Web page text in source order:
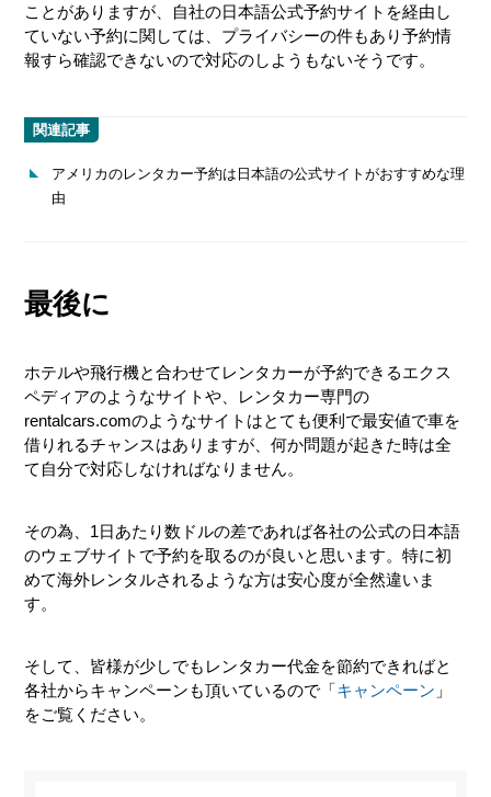
ことがありますが、自社の日本語公式予約サイトを経由し
ていない予約に関しては、プライバシーの件もあり予約情
報すら確認できないので対応のしようもないそうです。
関連記事
アメリカのレンタカー予約は日本語の公式サイトがおすすめな理
由
最後に
ホテルや飛行機と合わせてレンタカーが予約できるエクス
ペディアのようなサイトや、レンタカー専門の
rentalcars.comのようなサイトはとても便利で最安値で車を
借りれるチャンスはありますが、何か問題が起きた時は全
て自分で対応しなければなりません。
その為、1日あたり数ドルの差であれば各社の公式の日本語
のウェブサイトで予約を取るのが良いと思います。特に初
めて海外レンタルされるような方は安心度が全然違いま
す。
そして、皆様が少しでもレンタカー代金を節約できればと
各社からキャンペーンも頂いているので「キャンペーン 」
をご覧ください。